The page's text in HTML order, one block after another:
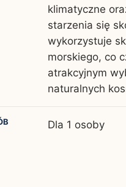
klimatyczne
starzenia się
wykorzystuje
morskiego, co
atrakcyjnym
naturalnych
Dla 1 osoby